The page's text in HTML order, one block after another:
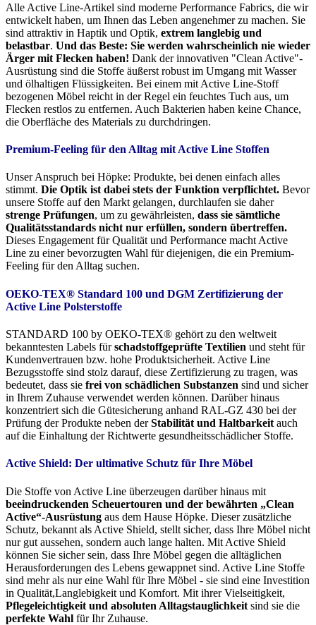
Alle Active Line-Artikel sind moderne Performance Fabrics, die wir
entwickelt haben, um Ihnen das Leben angenehmer zu machen. Sie
sind attraktiv in Haptik und Optik, extrem langlebig und
belastbar. Und das Beste: Sie werden wahrscheinlich nie wieder
Ärger mit Flecken haben! Dank der innovativen "Clean Active"-
Ausrüstung sind die Stoffe äußerst robust im Umgang mit Wasser
und ölhaltigen Flüssigkeiten. Bei einem mit Active Line-Stoff
bezogenen Möbel reicht in der Regel ein feuchtes Tuch aus, um
Flecken restlos zu entfernen. Auch Bakterien haben keine Chance,
die Oberfläche des Materials zu durchdringen.
Premium-Feeling für den Alltag mit Active Line Stoffen
Unser Anspruch bei Höpke: Produkte, bei denen einfach alles
stimmt. Die Optik ist dabei stets der Funktion verpflichtet. Bevor
unsere Stoffe auf den Markt gelangen, durchlaufen sie daher
strenge Prüfungen, um zu gewährleisten, dass sie sämtliche
Qualitätsstandards nicht nur erfüllen, sondern übertreffen.
Dieses Engagement für Qualität und Performance macht Active
Line zu einer bevorzugten Wahl für diejenigen, die ein Premium-
Feeling für den Alltag suchen.
OEKO-TEX® Standard 100 und DGM Zertifizierung der
Active Line Polsterstoffe
STANDARD 100 by OEKO-TEX® gehört zu den weltweit
bekanntesten Labels fürschadstoffgeprüfte Textilien und steht für
Kundenvertrauen bzw. hohe Produktsicherheit. Active Line
Bezugsstoffe sind stolz darauf, diese Zertifizierung zu tragen, was
bedeutet, dass sie frei von schädlichen Substanzen sind und sicher
in Ihrem Zuhause verwendet werden können. Darüber hinaus
konzentriert sich die Gütesicherung anhand RAL-GZ 430 bei der
Prüfung der Produkte neben derStabilität und Haltbarkeit auch
auf die Einhaltung der Richtwerte gesundheitsschädlicher Stoffe.
Active Shield: Der ultimative Schutz für Ihre Möbel
Die Stoffe von Active Line überzeugen darüber hinaus mit
beeindruckenden Scheuertouren und der bewährten „Clean
Active“-Ausrüstung aus dem Hause Höpke. Dieser zusätzliche
Schutz, bekannt als Active Shield, stellt sicher, dass Ihre Möbel nicht
nur gut aussehen, sondern auch lange halten. Mit Active Shield
können Sie sicher sein, dass Ihre Möbel gegen die alltäglichen
Herausforderungen des Lebens gewappnet sind. Active Line Stoffe
sind mehr als nur eine Wahl für Ihre Möbel - sie sind eine Investition
in Qualität,Langlebigkeit und Komfort. Mit ihrer Vielseitigkeit,
Pflegeleichtigkeit und absoluten Alltagstauglichkeit sind sie die
perfekte Wahl für Ihr Zuhause.